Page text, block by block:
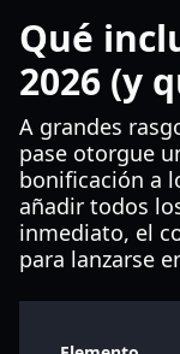
Qué
2026 (y
A grandes
pase otorgue
bonificación a
añadir todos
inmediato, el
para lanzarse